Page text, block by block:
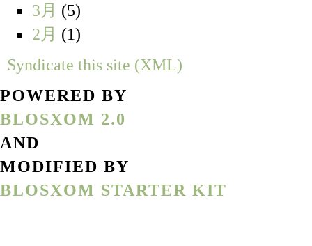
3月 (5)
2月 (1)
Syndicate this site (XML)
POWERED BY
BLOSXOM 2.0
AND
MODIFIED BY
BLOSXOM STARTER KIT